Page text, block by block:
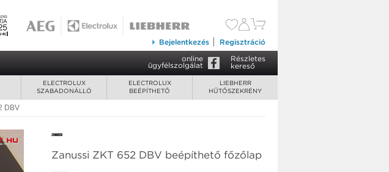
Bejelentkezés Regisztráció
online
ügyfélszolgálat
Részletes
kereső
ELECTROLUX
SZABADONÁLLÓ
ELECTROLUX
BEÉPÍTHETŐ
LIEBHERR
HŰTŐSZEKRÉNY
DBV
Zanussi ZKT 652 DBV beépíthető főzőlap